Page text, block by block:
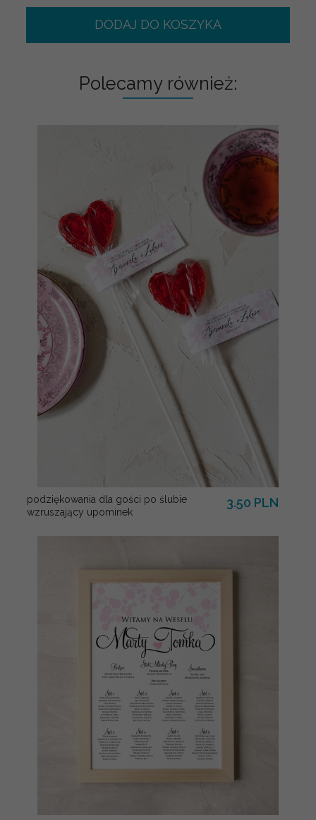
DODAJ DO KOSZYKA
Polecamy również:
podziękowania dla gości po ślubie
wzruszający upominek
3.50 PLN